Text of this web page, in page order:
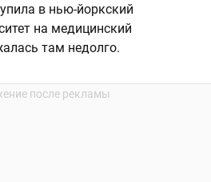
в нью-йоркский
на медицинский
там недолго.